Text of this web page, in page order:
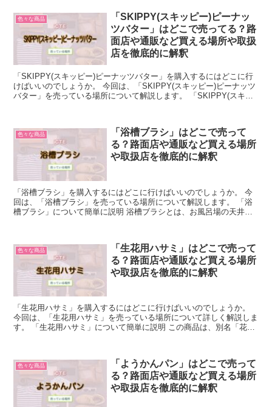
色々な商品
「SKIPPY(スキッピー)ピーナッ
ツバター」はどこで売ってる？路
面店や通販など買える場所や取扱
店を徹底的に解釈
「SKIPPY(スキッピー)ピーナッツバター」を購入するにはどこに行
けばいいのでしょうか。 今回は、「SKIPPY(スキッピー)ピーナッツ
バター」を売っている場所について解説します。 「SKIPPY(スキッ
色々な商品
「浴槽ブラシ」はどこで売って
る？路面店や通販など買える場所
や取扱店を徹底的に解釈
「浴槽ブラシ」を購入するにはどこに行けばいいのでしょうか。 今
回は、「浴槽ブラシ」を売っている場所について解説します。 「浴
槽ブラシ」について簡単に説明 浴槽ブラシとは、お風呂場の天井や
色々な商品
「生花用ハサミ」はどこで売って
る？路面店や通販など買える場所
や取扱店を徹底的に解釈
「生花用ハサミ」を購入するにはどこに行けばいいのでしょうか。
今回は、「生花用ハサミ」を売っている場所について詳しく解説しま
す。 「生花用ハサミ」について簡単に説明 この商品は、別名「花
色々な商品
「ようかんパン」はどこで売って
る？路面店や通販など買える場所
や取扱店を徹底的に解釈